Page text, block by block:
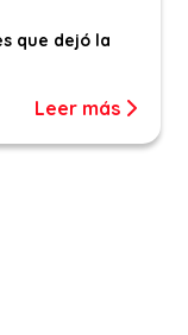
que dejó la
Leer más